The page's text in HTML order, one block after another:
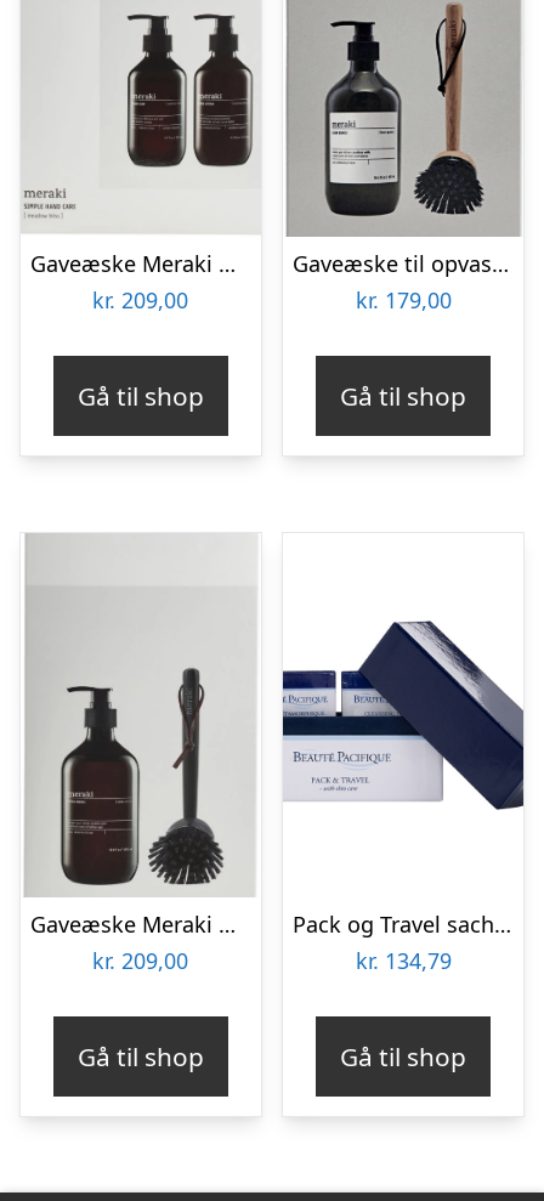
Gaveæske Meraki Meadow Bliss – økologisk håndpleje-sæt med sæbe & lotion, hvid/sort/grå
kr. 209,00
Gå til shop
Gaveæske til opvask Meraki Forest Garden – inkl. opvaskemiddel og ergonomisk opvaskebørste, sort/brun/grå, kompakt design
kr. 179,00
Gå til shop
Gaveæske Meraki Herbal Nest – opvaskesæt med svanemærket opvaskemiddel & bambus opvaskebørste
kr. 209,00
Gå til shop
Pack og Travel sachetter Beauté Pacifique renseskum,øjencreme,dagcreme,body
kr. 134,79
Gå til shop